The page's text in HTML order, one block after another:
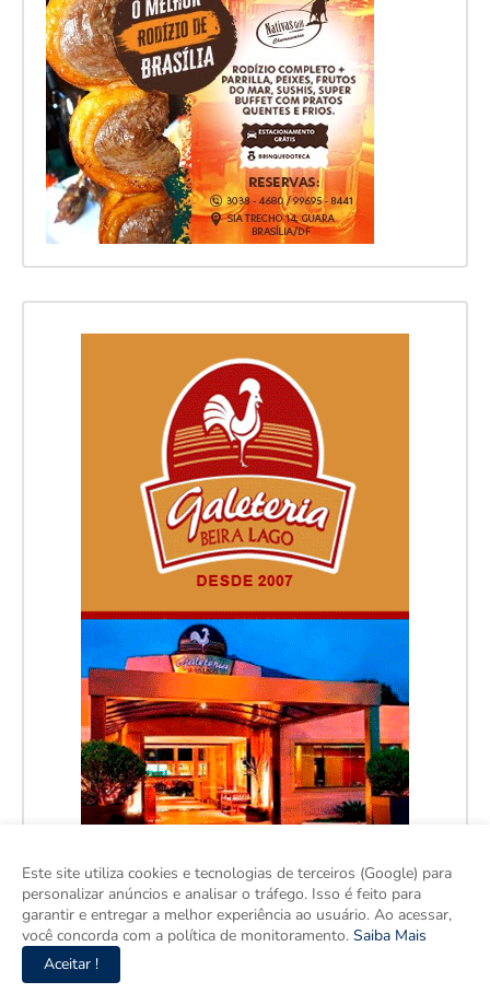
Este site utiliza cookies e tecnologias de terceiros (Google) para
personalizar anúncios e analisar o tráfego. Isso é feito para
garantir e entregar a melhor experiência ao usuário. Ao acessar,
você concorda com a política de monitoramento. Saiba Mais
Aceitar !